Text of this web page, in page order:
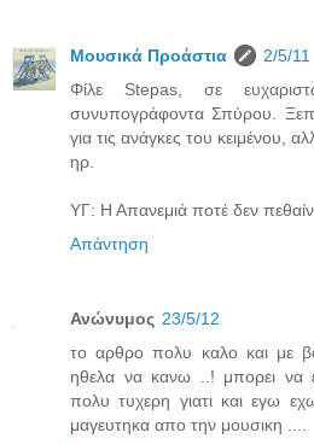
Μουσικά Προάστια
2/5/11
Φίλε Stepas, σε
συνυπογράφοντα Σπύρου.
για τις ανάγκες του κειμένου,
ηρ.
ΥΓ: Η Απανεμιά ποτέ δεν
Απάντηση
Ανώνυμος 23/5/12
το αρθρο πολυ καλο και με
ηθελα να κανω ..! μπορει να
πολυ τυχερη γιατι και εγω
μαγευτηκα απο την μουσικη ....